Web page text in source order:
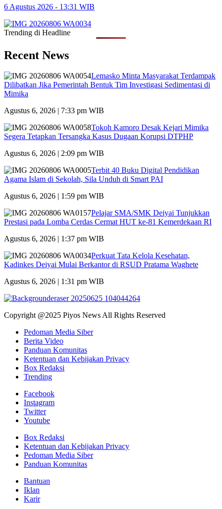
6 Agustus 2026 - 13:31 WIB
Trending di Headline
Recent News
Lemasko Minta Masyarakat Terdampak
Dilibatkan Jika Pemerintah Bentuk Tim Investigasi Sedimentasi di
Mimika
Agustus 6, 2026 | 7:33 pm WIB
Tokoh Kamoro Desak Kejari Mimika
Segera Tetapkan Tersangka Kasus Dugaan Korupsi DTPHP
Agustus 6, 2026 | 2:09 pm WIB
Terbit 40 Buku Digital Pendidikan
Agama Islam di Sekolah, Sila Unduh di Smart PAI
Agustus 6, 2026 | 1:59 pm WIB
Pelajar SMA/SMK Deiyai Tunjukkan
Prestasi pada Lomba Cerdas Cermat HUT ke-81 Kemerdekaan RI
Agustus 6, 2026 | 1:37 pm WIB
Perkuat Tata Kelola Kesehatan,
Kadinkes Deiyai Mulai Berkantor di RSUD Pratama Waghete
Agustus 6, 2026 | 1:31 pm WIB
Copyright @2025 Piyos News All Rights Reserved
Pedoman Media Siber
Berita Video
Panduan Komunitas
Ketentuan dan Kebijakan Privacy
Box Redaksi
Trending
Facebook
Instagram
Twitter
Youtube
Box Redaksi
Ketentuan dan Kebijakan Privacy
Pedoman Media Siber
Panduan Komunitas
Bantuan
Iklan
Karir